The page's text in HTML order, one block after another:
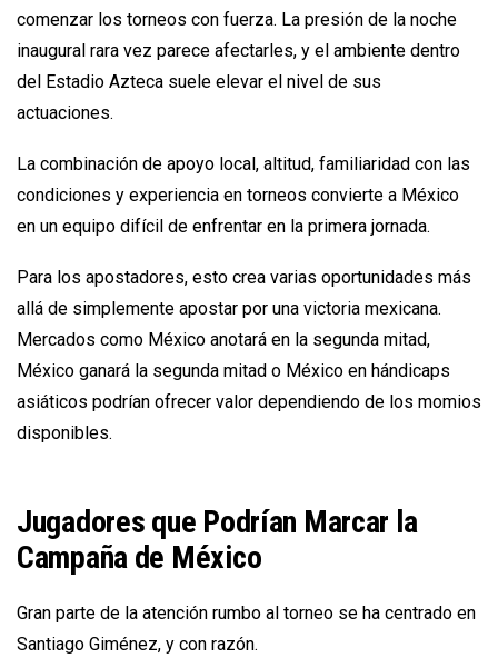
comenzar los torneos con fuerza. La presión de la noche
inaugural rara vez parece afectarles, y el ambiente dentro
del Estadio Azteca suele elevar el nivel de sus
actuaciones.
La combinación de apoyo local, altitud, familiaridad con las
condiciones y experiencia en torneos convierte a México
en un equipo difícil de enfrentar en la primera jornada.
Para los apostadores, esto crea varias oportunidades más
allá de simplemente apostar por una victoria mexicana.
Mercados como México anotará en la segunda mitad,
México ganará la segunda mitad o México en hándicaps
asiáticos podrían ofrecer valor dependiendo de los momios
disponibles.
Jugadores que Podrían Marcar la
Campaña de México
Gran parte de la atención rumbo al torneo se ha centrado en
Santiago Giménez, y con razón.